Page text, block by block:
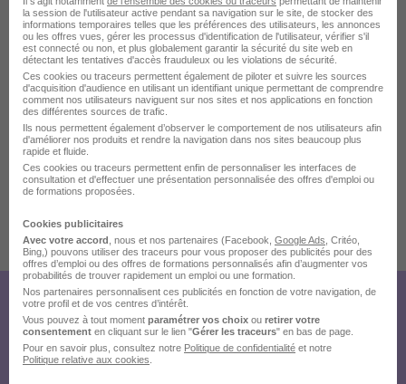
10 de plus
La carte
31 Rue de la Mare À Tissier
91280 Saint-Pierre-du-Perray
Localiser le poste
Publiée le 28/07/2026 - Réf : 3717749/26944438 RP/91S
Créez votre compte Hellowork et
envoyez votre candidature !
la session de l'utilisateur active pendant sa navigation sur le site, de stocker des
informations temporaires telles que les préférences des utilisateurs, les annonces
ou les offres vues, gérer les processus d'identification de l'utilisateur, vérifier s'il
est connecté ou non, et plus globalement garantir la sécurité du site web en
détectant les tentatives d'accès frauduleux ou les violations de sécurité.
Ces cookies ou traceurs permettent également de piloter et suivre les sources
d'acquisition d'audience en utilisant un identifiant unique permettant de comprendre
comment nos utilisateurs naviguent sur nos sites et nos applications en fonction
des différentes sources de trafic.
Ils nous permettent également d’observer le comportement de nos utilisateurs afin
d'améliorer nos produits et rendre la navigation dans nos sites beaucoup plus
rapide et fluide.
Ces cookies ou traceurs permettent enfin de personnaliser les interfaces de
consultation et d'effectuer une présentation personnalisée des offres d'emploi ou
de formations proposées.
Cookies publicitaires
Avec votre accord , nous et nos partenaires (Facebook, Google Ads , Critéo,
Bing,) pouvons utiliser des traceurs pour vous proposer des publicités pour des
offres d’emploi ou des offres de formations personnalisés afin d’augmenter vos
probabilités de trouver rapidement un emploi ou une formation.
Nos partenaires personnalisent ces publicités en fonction de votre navigation, de
votre profil et de vos centres d’intérêt.
Vous pouvez à tout moment paramétrer vos choix ou retirer votre
consentement en cliquant sur le lien "Gérer les traceurs" en bas de page.
Pour en savoir plus, consultez notre Politique de confidentialité et notre
Politique relative aux cookies